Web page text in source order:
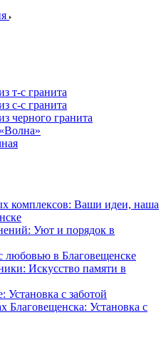
т-с гранита
с-с гранита
черного гранита
комплексов: Ваши идеи, наша
Уют и порядок в
любовью в Благовещенске
Искусство памяти в
Установка с заботой
Благовещенска: Установка с